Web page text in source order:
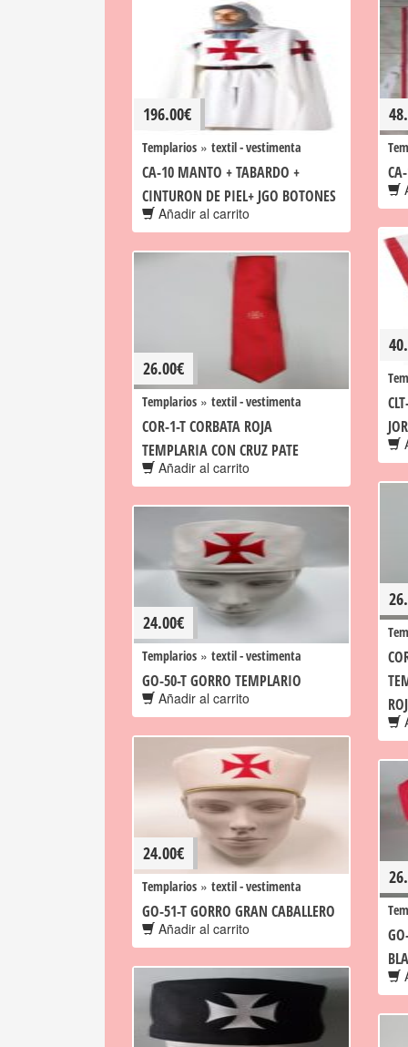
196.00€
Templarios » textil - vestimenta
CA-10 MANTO + TABARDO +
CINTURON DE PIEL+ JGO BOTONES
Añadir al carrito
26.00€
Templarios » textil - vestimenta
COR-1-T CORBATA ROJA
TEMPLARIA CON CRUZ PATE
Añadir al carrito
24.00€
Templarios » textil - vestimenta
GO-50-T GORRO TEMPLARIO
Añadir al carrito
24.00€
Templarios » textil - vestimenta
GO-51-T GORRO GRAN CABALLERO
Añadir al carrito